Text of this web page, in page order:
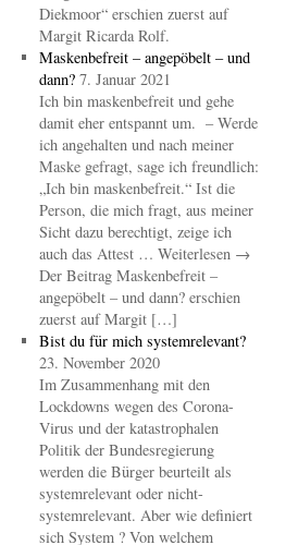
Diekmoor“ erschien zuerst auf
Margit Ricarda Rolf.
Maskenbefreit – angepöbelt – und
dann? 7. Januar 2021
Ich bin maskenbefreit und gehe
damit eher entspannt um. – Werde
ich angehalten und nach meiner
Maske gefragt, sage ich freundlich:
„Ich bin maskenbefreit.“ Ist die
Person, die mich fragt, aus meiner
Sicht dazu berechtigt, zeige ich
auch das Attest … Weiterlesen →
Der Beitrag Maskenbefreit –
angepöbelt – und dann? erschien
zuerst auf Margit […]
Bist du für mich systemrelevant?
23. November 2020
Im Zusammenhang mit den
Lockdowns wegen des Corona-
Virus und der katastrophalen
Politik der Bundesregierung
werden die Bürger beurteilt als
systemrelevant oder nicht-
systemrelevant. Aber wie definiert
sich System ? Von welchem